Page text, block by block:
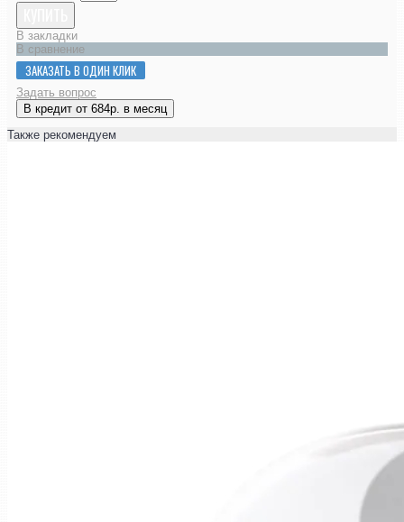
В закладки
В сравнение
ЗАКАЗАТЬ В ОДИН КЛИК
Задать вопрос
В кредит от 684р. в месяц
Также рекомендуем